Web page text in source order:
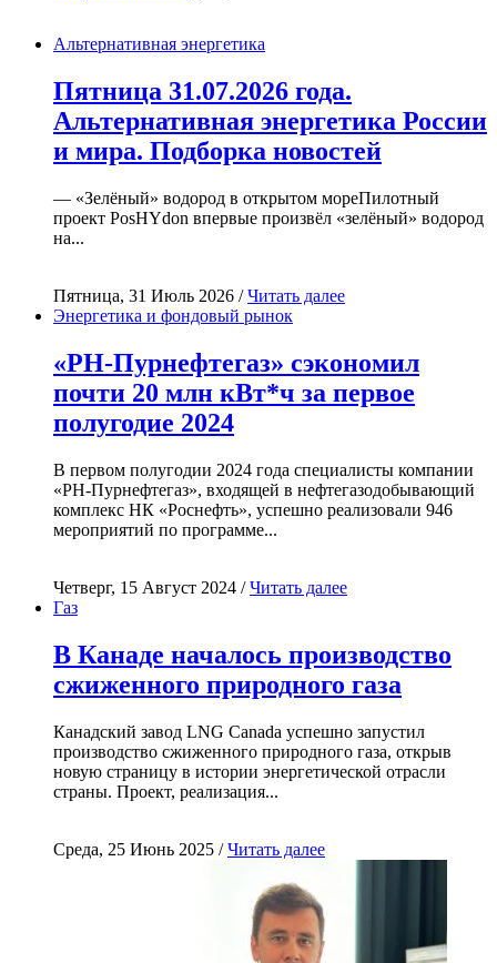
Альтернативная энергетика
Пятница 31.07.2026 года.
Альтернативная энергетика России
и мира. Подборка новостей
— «Зелёный» водород в открытом мореПилотный
проект PosHYdon впервые произвёл «зелёный» водород
на...
Пятница, 31 Июль 2026 /Читать далее
Энергетика и фондовый рынок
«РН-Пурнефтегаз» сэкономил
почти 20 млн кВт*ч за первое
полугодие 2024
В первом полугодии 2024 года специалисты компании
«РН-Пурнефтегаз», входящей в нефтегазодобывающий
комплекс НК «Роснефть», успешно реализовали 946
мероприятий по программе...
Четверг, 15 Август 2024 /Читать далее
Газ
В Канаде началось производство
сжиженного природного газа
Канадский завод LNG Canada успешно запустил
производство сжиженного природного газа, открыв
новую страницу в истории энергетической отрасли
страны. Проект, реализация...
Среда, 25 Июнь 2025 /Читать далее